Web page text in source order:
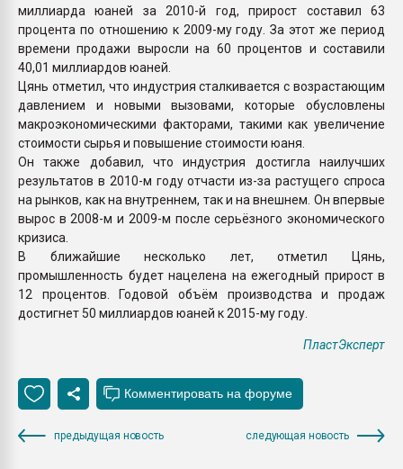
миллиарда юаней за 2010-й год, прирост составил 63
процента по отношению к 2009-му году. За этот же период
времени продажи выросли на 60 процентов и составили
40,01 миллиардов юаней.
Цянь отметил, что индустрия сталкивается с возрастающим
давлением и новыми вызовами, которые обусловлены
макроэкономическими факторами, такими как увеличение
стоимости сырья и повышение стоимости юаня.
Он также добавил, что индустрия достигла наилучших
результатов в 2010-м году отчасти из-за растущего спроса
на рынков, как на внутреннем, так и на внешнем. Он впервые
вырос в 2008-м и 2009-м после серьёзного экономического
кризиса.
В ближайшие несколько лет, отметил Цянь,
промышленность будет нацелена на ежегодный прирост в
12 процентов. Годовой объём производства и продаж
достигнет 50 миллиардов юаней к 2015-му году.
ПластЭксперт
предыдущая новость следующая новость